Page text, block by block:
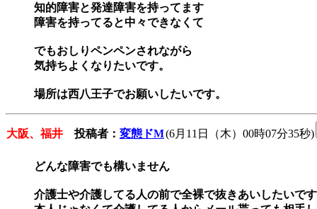
知的障害と発達障害を持ってます
障害を持ってると中々できなくて
でもおしりペンペンされながら
気持ちよくなりたいです。
場所は西八王子でお願いしたいです。
大阪、福井 投稿者： 変態ドM(6月11日（木）00時07分35秒)
どんな障害でも構いません
介護士や介護してる人の前で全裸で抜きあいしたいで